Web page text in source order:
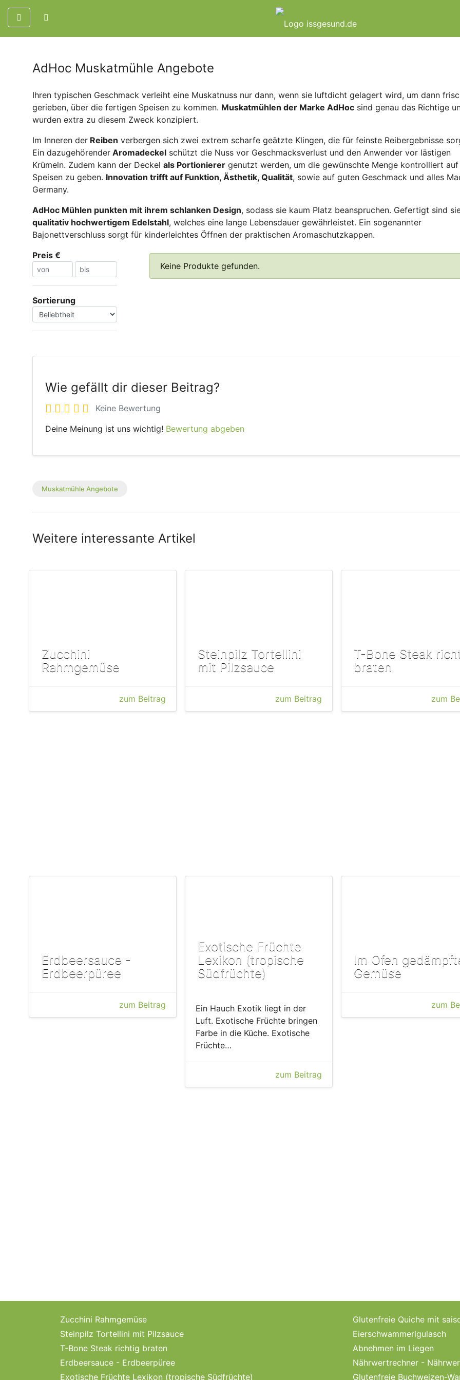
AdHoc Muskatmühle Angebote
Ihren typischen Geschmack verleiht eine Muskatnuss nur dann, wenn sie luftdicht gelagert wird, um dann
gerieben, über die fertigen Speisen zu kommen. Muskatmühlen der Marke AdHoc sind genau das Richtige
wurden extra zu diesem Zweck konzipiert.
Im Inneren der Reiben verbergen sich zwei extrem scharfe geätzte Klingen, die für feinste Reibergebnisse
Ein dazugehörender Aromadeckel schützt die Nuss vor Geschmacksverlust und den Anwender vor lästigen
Krümeln. Zudem kann der Deckel als Portionierer genutzt werden, um die gewünschte Menge kontrolliert auf
Speisen zu geben. Innovation trifft auf Funktion, Ästhetik, Qualität, sowie auf guten Geschmack und alles
Germany.
AdHoc Mühlen punkten mit ihrem schlanken Design, sodass sie kaum Platz beanspruchen. Gefertigt sind
qualitativ hochwertigem Edelstahl, welches eine lange Lebensdauer gewährleistet. Ein sogenannter
Bajonettverschluss sorgt für kinderleichtes Öffnen der praktischen Aromaschutzkappen.
Preis €
Sortierung
Keine Produkte gefunden.
Wie gefällt dir dieser Beitrag?
Keine Bewertung
Deine Meinung ist uns wichtig! Bewertung abgeben
Muskatmühle Angebote
Weitere interessante Artikel
Zucchini
Rahmgemüse
zum Beitrag
Steinpilz Tortellini
mit Pilzsauce
zum Beitrag
T-Bone Steak
braten
zum
Erdbeersauce -
Erdbeerpüree
zum Beitrag
Exotische Früchte
Lexikon (tropische
Südfrüchte)
Ein Hauch Exotik liegt in der
Luft. Exotische Früchte bringen
Farbe in die Küche. Exotische
Früchte…
zum Beitrag
Im Ofen
Gemüse
zum
Zucchini Rahmgemüse
Steinpilz Tortellini mit Pilzsauce
T-Bone Steak richtig braten
Erdbeersauce - Erdbeerpüree
Exotische Früchte Lexikon (tropische Südfrüchte)
Glutenfreie Quiche mit
Eierschwammerlgulasch
Abnehmen im Liegen
Nährwertrechner -
Glutenfreie Buchweizen-